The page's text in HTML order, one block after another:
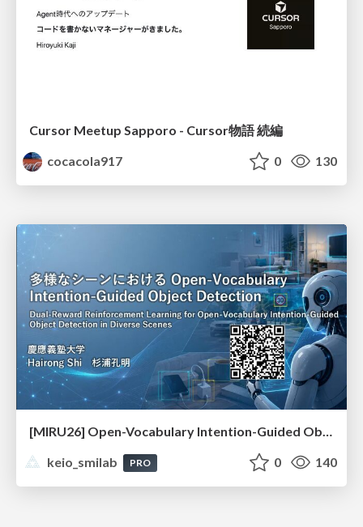
Cursor Meetup Sapporo - Cursor物語 続編
cocacola917
0 130
[MIRU26] Open-Vocabulary Intention-Guided Object Detection in Diverse Scenes
keio_smilab
PRO 0 140